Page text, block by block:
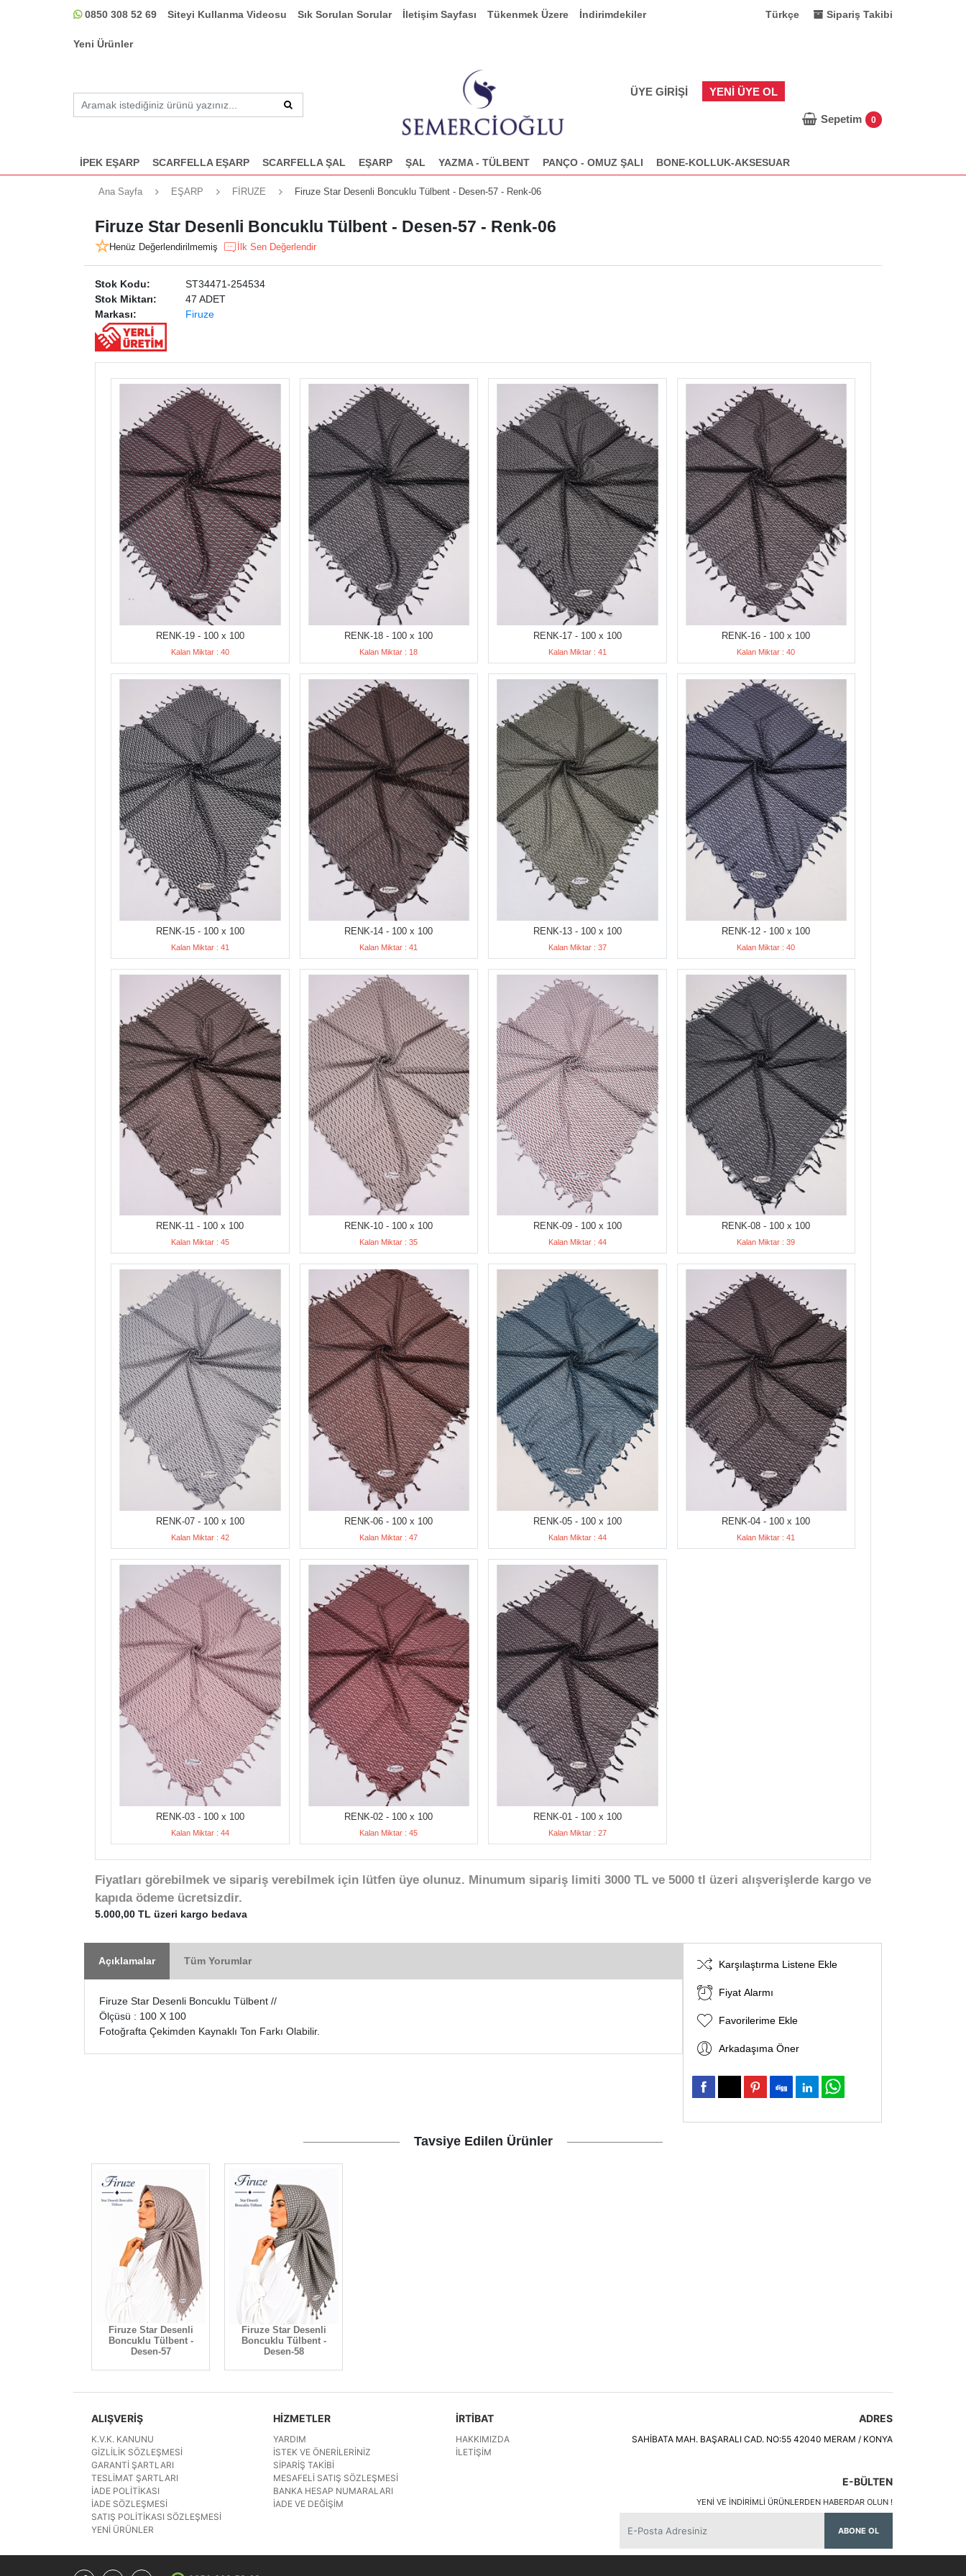
0850 308 52 69 Siteyi Kullanma Videosu Sık Sorulan Sorular İletişim Sayfası Tükenmek Üzere İndirimdekiler
Yeni Ürünler
Sipariş Takibi
Türkçe
ÜYE GIRIŞI YENI ÜYE OL
Sepetim 0
İPEK EŞARP SCARFELLA EŞARP SCARFELLA ŞAL EŞARP ŞAL YAZMA - TÜLBENT PANÇO - OMUZ ŞALI BONE-KOLLUK-AKSESUAR
Ana Sayfa EŞARP FİRUZE Firuze Star Desenli Boncuklu Tülbent - Desen-57 - Renk-06
Firuze Star Desenli Boncuklu Tülbent - Desen-57 - Renk-06
Henüz Değerlendirilmemiş İlk Sen Değerlendir
Stok Kodu:
ST34471-254534
Stok Miktarı:
47 ADET
Markası:
Firuze
RENK-19 - 100 x 100
Kalan Miktar : 40
RENK-18 - 100 x 100
Kalan Miktar : 18
RENK-17 - 100 x 100
Kalan Miktar : 41
RENK-16 - 100 x 100
Kalan Miktar : 40
RENK-15 - 100 x 100
Kalan Miktar : 41
RENK-14 - 100 x 100
Kalan Miktar : 41
RENK-13 - 100 x 100
Kalan Miktar : 37
RENK-12 - 100 x 100
Kalan Miktar : 40
RENK-11 - 100 x 100
Kalan Miktar : 45
RENK-10 - 100 x 100
Kalan Miktar : 35
RENK-09 - 100 x 100
Kalan Miktar : 44
RENK-08 - 100 x 100
Kalan Miktar : 39
RENK-07 - 100 x 100
Kalan Miktar : 42
RENK-06 - 100 x 100
Kalan Miktar : 47
RENK-05 - 100 x 100
Kalan Miktar : 44
RENK-04 - 100 x 100
Kalan Miktar : 41
RENK-03 - 100 x 100
Kalan Miktar : 44
RENK-02 - 100 x 100
Kalan Miktar : 45
RENK-01 - 100 x 100
Kalan Miktar : 27
Fiyatları görebilmek ve sipariş verebilmek için lütfen üye olunuz. Minumum sipariş limiti 3000 TL ve 5000 tl üzeri alışverişlerde kargo ve
kapıda ödeme ücretsizdir.
5.000,00 TL üzeri kargo bedava
Açıklamalar Tüm Yorumlar
Firuze Star Desenli Boncuklu Tülbent //
Ölçüsü : 100 X 100
Fotoğrafta Çekimden Kaynaklı Ton Farkı Olabilir.
Karşılaştırma Listene Ekle
Fiyat Alarmı
Favorilerime Ekle
Arkadaşıma Öner
Tavsiye Edilen Ürünler
Firuze Star Desenli
Boncuklu Tülbent -
Desen-57
Firuze Star Desenli
Boncuklu Tülbent -
Desen-58
ALIŞVERİŞ
K.V.K. KANUNU
GIZLILIK SÖZLEŞMESI
GARANTI ŞARTLARI
TESLIMAT ŞARTLARI
İADE POLITIKASI
İADE SÖZLEŞMESI
SATIŞ POLITIKASI SÖZLEŞMESI
YENI ÜRÜNLER
HİZMETLER
YARDIM
İSTEK VE ÖNERILERINIZ
SIPARIŞ TAKIBI
MESAFELI SATIŞ SÖZLEŞMESI
BANKA HESAP NUMARALARI
İADE VE DEĞIŞIM
İRTİBAT
HAKKIMIZDA
İLETIŞIM
ADRES
SAHİBATA MAH. BAŞARALI CAD. NO:55 42040 MERAM / KONYA
E-BÜLTEN
YENI VE INDIRIMLI ÜRÜNLERDEN HABERDAR OLUN !
ABONE OL